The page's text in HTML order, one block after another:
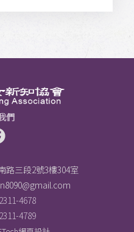
們
路三段2號3樓304室
4678
4789